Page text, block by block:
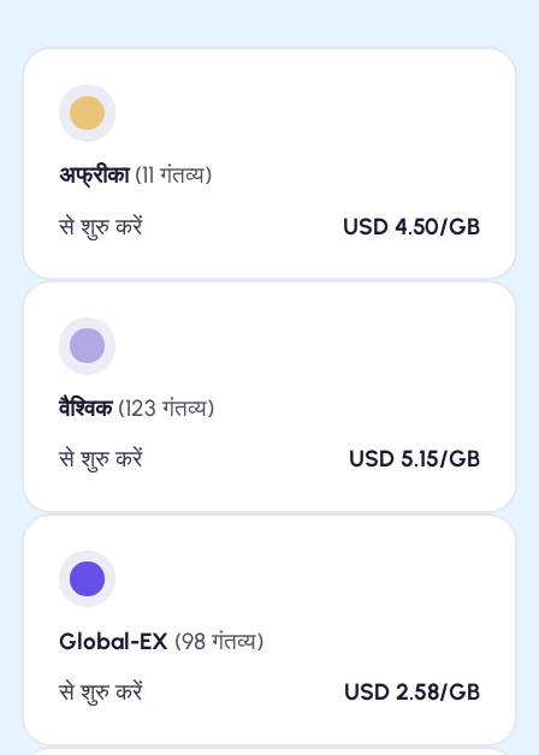
अफ्रीका(11 गंतव्य)
से शुरु करें
USD 4.50/GB
वैश्विक(123 गंतव्य)
से शुरु करें
USD 5.15/GB
Global-EX (98 गंतव्य)
से शुरु करें
USD 2.58/GB